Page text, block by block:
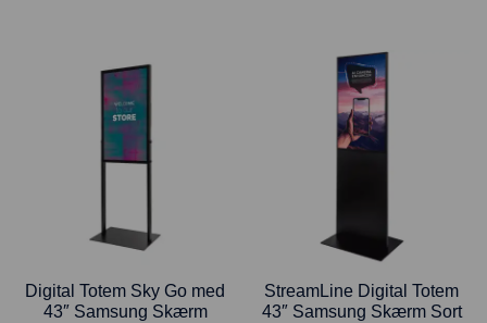
Digital Totem Sky Go med
43″ Samsung Skærm
StreamLine Digital Totem
43″ Samsung Skærm Sort